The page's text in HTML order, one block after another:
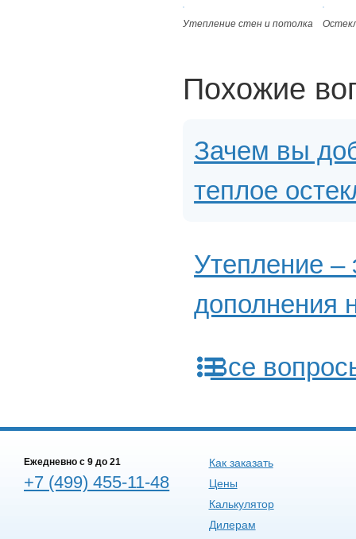
Утепление стен и потолка
Похожие
Зачем вы
теплое
Утепление –
дополнения
Все
Ежедневно c 9 до 21
+7 (499) 455-11-48
Как заказать
Цены
Калькулятор
Дилерам